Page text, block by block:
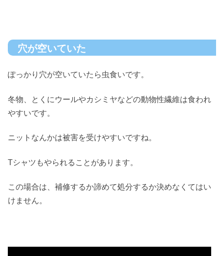
穴が空いていた
ぽっかり穴が空いていたら虫食いです。
冬物、とくにウールやカシミヤなどの動物性繊維は食われ
やすいです。
ニットなんかは被害を受けやすいですね。
Tシャツもやられることがあります。
この場合は、補修するか諦めて処分するか決めなくてはい
けません。